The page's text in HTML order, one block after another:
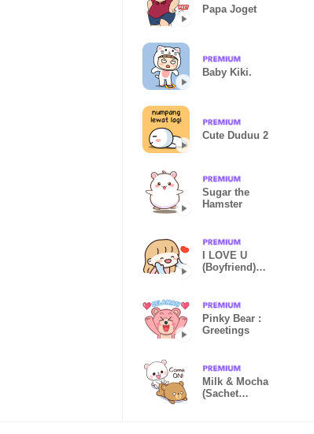
Papa Joget
Baby Kiki.
Cute Duduu 2
Sugar the
Hamster
I LOVE U
(Boyfriend)
Pinky Bear :
Greetings
Milk & Mocha
(Sachet